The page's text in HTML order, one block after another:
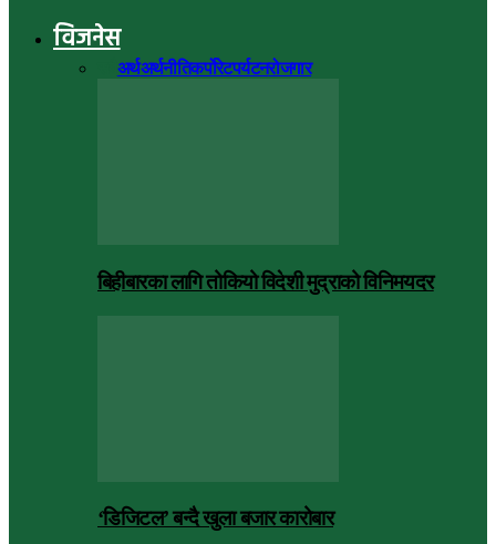
विजनेस
अर्थअर्थनीतिकर्पोरेटपर्यटनरोजगार
बिहीबारका लागि तोकियो विदेशी मुद्राको विनिमयदर
‘डिजिटल’ बन्दै खुला बजार कारोबार